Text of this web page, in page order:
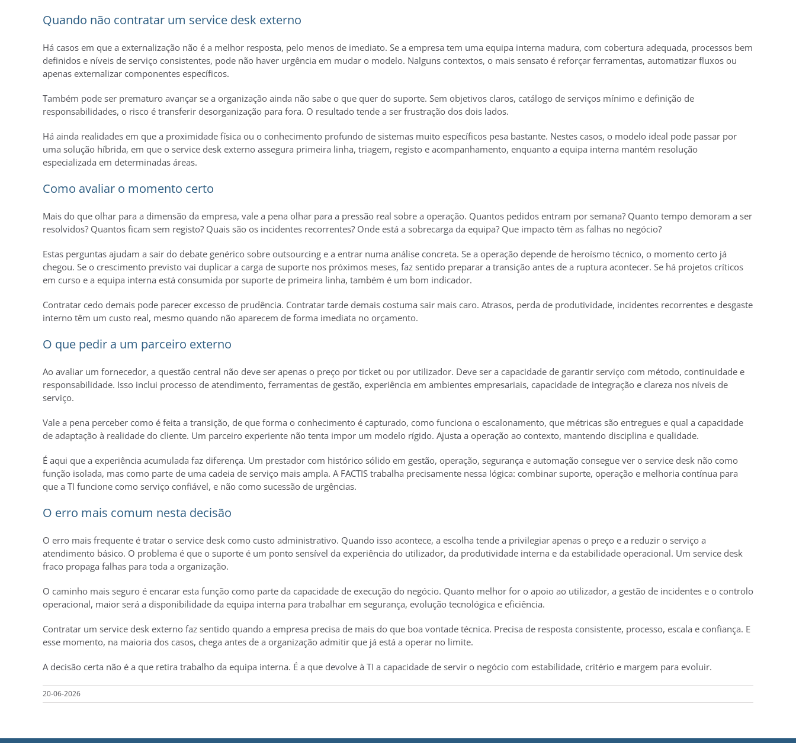
Quando não contratar um service desk externo
Há casos em que a externalização não é a melhor resposta, pelo menos de imediato. Se a empresa tem uma equipa interna madura, com cobertura adequada, processos bem
definidos e níveis de serviço consistentes, pode não haver urgência em mudar o modelo. Nalguns contextos, o mais sensato é reforçar ferramentas, automatizar fluxos ou
apenas externalizar componentes específicos.
Também pode ser prematuro avançar se a organização ainda não sabe o que quer do suporte. Sem objetivos claros, catálogo de serviços mínimo e definição de
responsabilidades, o risco é transferir desorganização para fora. O resultado tende a ser frustração dos dois lados.
Há ainda realidades em que a proximidade física ou o conhecimento profundo de sistemas muito específicos pesa bastante. Nestes casos, o modelo ideal pode passar por
uma solução híbrida, em que o service desk externo assegura primeira linha, triagem, registo e acompanhamento, enquanto a equipa interna mantém resolução
especializada em determinadas áreas.
Como avaliar o momento certo
Mais do que olhar para a dimensão da empresa, vale a pena olhar para a pressão real sobre a operação. Quantos pedidos entram por semana? Quanto tempo demoram a ser
resolvidos? Quantos ficam sem registo? Quais são os incidentes recorrentes? Onde está a sobrecarga da equipa? Que impacto têm as falhas no negócio?
Estas perguntas ajudam a sair do debate genérico sobre outsourcing e a entrar numa análise concreta. Se a operação depende de heroísmo técnico, o momento certo já
chegou. Se o crescimento previsto vai duplicar a carga de suporte nos próximos meses, faz sentido preparar a transição antes de a ruptura acontecer. Se há projetos críticos
em curso e a equipa interna está consumida por suporte de primeira linha, também é um bom indicador.
Contratar cedo demais pode parecer excesso de prudência. Contratar tarde demais costuma sair mais caro. Atrasos, perda de produtividade, incidentes recorrentes e desgaste
interno têm um custo real, mesmo quando não aparecem de forma imediata no orçamento.
O que pedir a um parceiro externo
Ao avaliar um fornecedor, a questão central não deve ser apenas o preço por ticket ou por utilizador. Deve ser a capacidade de garantir serviço com método, continuidade e
responsabilidade. Isso inclui processo de atendimento, ferramentas de gestão, experiência em ambientes empresariais, capacidade de integração e clareza nos níveis de
serviço.
Vale a pena perceber como é feita a transição, de que forma o conhecimento é capturado, como funciona o escalonamento, que métricas são entregues e qual a capacidade
de adaptação à realidade do cliente. Um parceiro experiente não tenta impor um modelo rígido. Ajusta a operação ao contexto, mantendo disciplina e qualidade.
É aqui que a experiência acumulada faz diferença. Um prestador com histórico sólido em gestão, operação, segurança e automação consegue ver o service desk não como
função isolada, mas como parte de uma cadeia de serviço mais ampla. A FACTIS trabalha precisamente nessa lógica: combinar suporte, operação e melhoria contínua para
que a TI funcione como serviço confiável, e não como sucessão de urgências.
O erro mais comum nesta decisão
O erro mais frequente é tratar o service desk como custo administrativo. Quando isso acontece, a escolha tende a privilegiar apenas o preço e a reduzir o serviço a
atendimento básico. O problema é que o suporte é um ponto sensível da experiência do utilizador, da produtividade interna e da estabilidade operacional. Um service desk
fraco propaga falhas para toda a organização.
O caminho mais seguro é encarar esta função como parte da capacidade de execução do negócio. Quanto melhor for o apoio ao utilizador, a gestão de incidentes e o controlo
operacional, maior será a disponibilidade da equipa interna para trabalhar em segurança, evolução tecnológica e eficiência.
Contratar um service desk externo faz sentido quando a empresa precisa de mais do que boa vontade técnica. Precisa de resposta consistente, processo, escala e confiança. E
esse momento, na maioria dos casos, chega antes de a organização admitir que já está a operar no limite.
A decisão certa não é a que retira trabalho da equipa interna. É a que devolve à TI a capacidade de servir o negócio com estabilidade, critério e margem para evoluir.
20-06-2026